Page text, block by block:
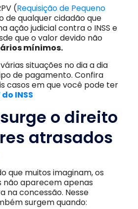
(Requisição de Pequeno
de qualquer cidadão que
ação judicial contra o INSS e
que o valor devido não
mínimos.
situações no dia a dia
de pagamento. Confira
casos em que você pode ter
do INSS
o direito
atrasados
que muitos imaginam, os
não aparecem apenas
na concessão. Nesse
surgem quando: